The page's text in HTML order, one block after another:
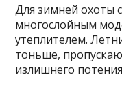
Для зимней охоты
многослойным
утеплителем.
тоньше,
излишнего